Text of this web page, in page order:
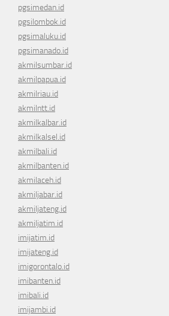
pgsimedan.id
pgsilombok.id
pgsimaluku.id
pgsimanado.id
akmilsumbar.id
akmilpapua.id
akmilriau.id
akmilntt.id
akmilkalbar.id
akmilkalsel.id
akmilbali.id
akmilbanten.id
akmilaceh.id
akmiljabar.id
akmiljateng.id
akmiljatim.id
imijatim.id
imijateng.id
imigorontalo.id
imibanten.id
imibali.id
imijambi.id